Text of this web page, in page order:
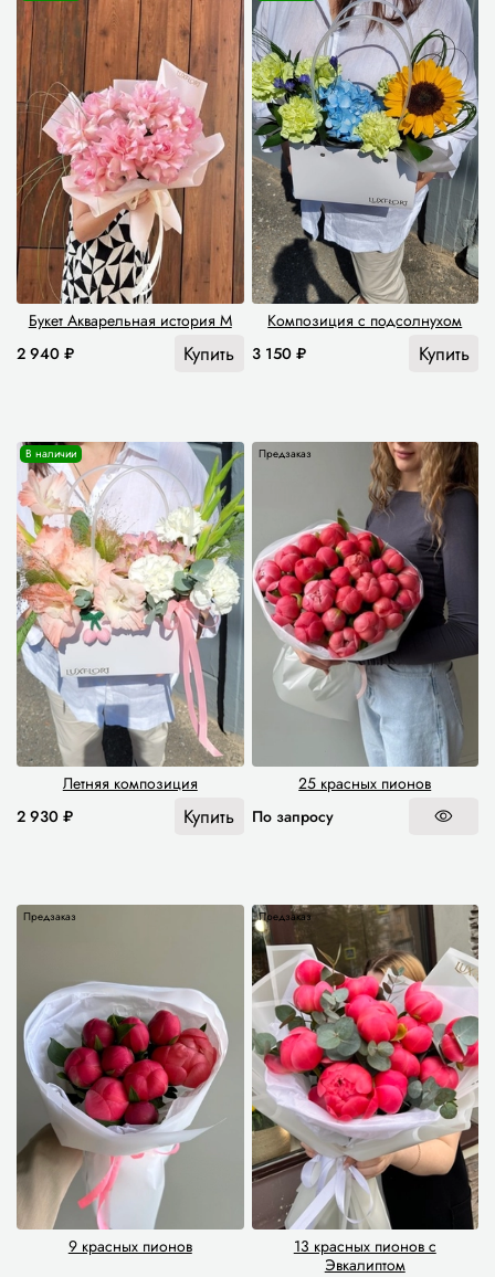
Букет Акварельная история M
2 940 ₽
Купить
Композиция с подсолнухом
3 150 ₽
Купить
В наличии
Летняя композиция
2 930 ₽
Купить
Предзаказ
25 красных пионов
По запросу
Предзаказ
9 красных пионов
Предзаказ
13 красных пионов с
Эвкалиптом